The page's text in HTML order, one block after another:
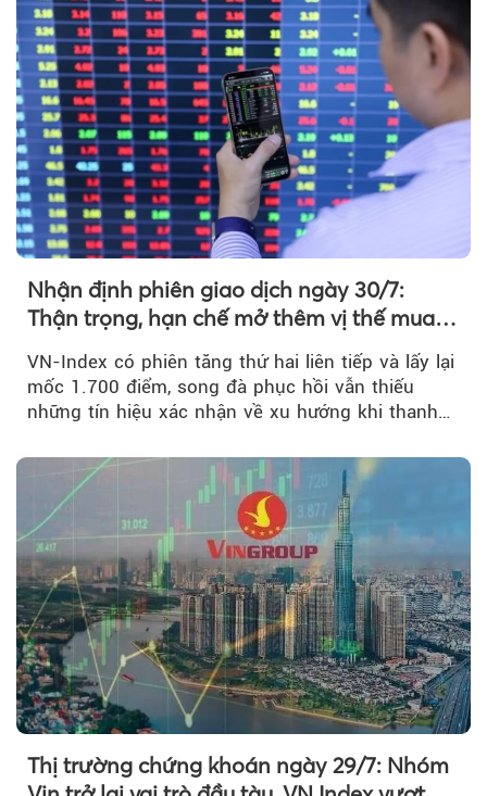
Nhận định phiên giao dịch ngày 30/7:
Thận trọng, hạn chế mở thêm vị thế mua
VN-Index có phiên tăng thứ hai liên tiếp và lấy lại
mốc 1.700 điểm, song đà phục hồi vẫn thiếu
những tín hiệu xác nhận về xu hướng khi thanh
Thị trường chứng khoán ngày 29/7: Nhóm